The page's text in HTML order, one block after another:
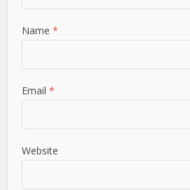
Name*
Email*
Website